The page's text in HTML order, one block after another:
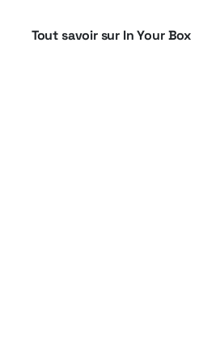
Tout savoir sur In Your Box